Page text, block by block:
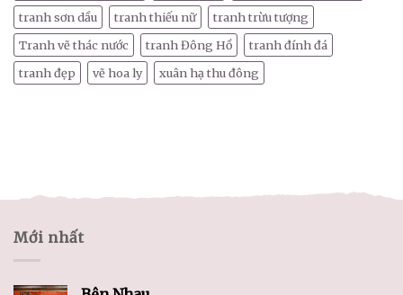
tranh sơn dầu
tranh thiếu nữ
tranh trừu tượng
Tranh vẽ thác nước
tranh Đông Hồ
tranh đính đá
tranh đẹp
vẽ hoa ly xuân hạ thu đông
Mới nhất